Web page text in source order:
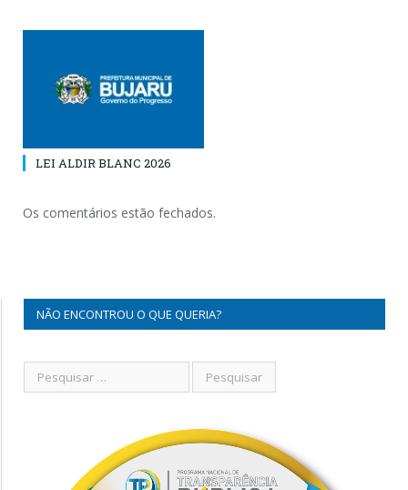
LEI ALDIR BLANC 2026
Os comentários estão fechados.
NÃO ENCONTROU O QUE QUERIA?